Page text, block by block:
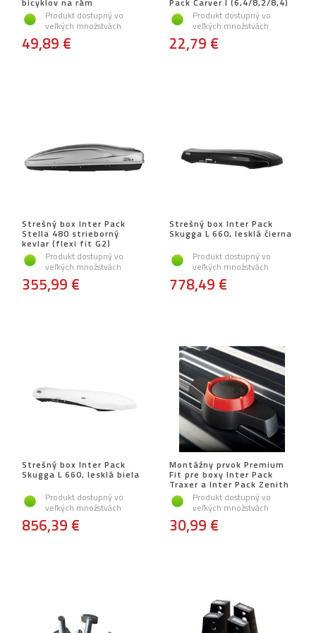
Produkt dostupný vo
veľkých množstvách
49,89 €
Produkt dostupný vo
veľkých množstvách
22,79 €
Strešný box Inter Pack
Stella 480 strieborný
kevlar (flexi fit G2)
Produkt dostupný vo
veľkých množstvách
355,99 €
Strešný box Inter Pack
Skugga L 660, lesklá čierna
Produkt dostupný vo
veľkých množstvách
778,49 €
Strešný box Inter Pack
Skugga L 660, lesklá biela
Produkt dostupný vo
veľkých množstvách
856,39 €
Montážny prvok Premium
Fit pre boxy Inter Pack
Traxer a Inter Pack Zenith
Produkt dostupný vo
veľkých množstvách
30,99 €